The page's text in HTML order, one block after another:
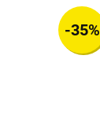
-35%